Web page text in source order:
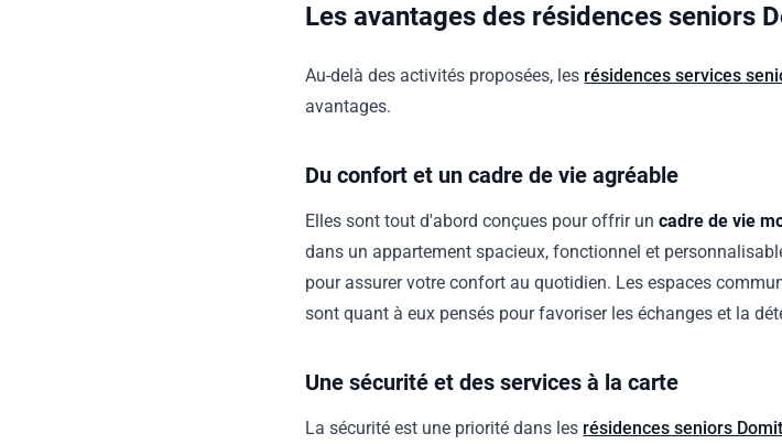
Les avantages des résidences seniors
Au-delà des activités proposées, les résidences services
avantages.
Du confort et un cadre de vie agréable
Elles sont tout d'abord conçues pour offrir uncadre de vie
dans un appartement spacieux, fonctionnel et
pour assurer votre confort au quotidien. Les espaces
sont quant à eux pensés pour favoriser les échanges et la
Une sécurité et des services à la carte
La sécurité est une priorité dans les résidences seniors